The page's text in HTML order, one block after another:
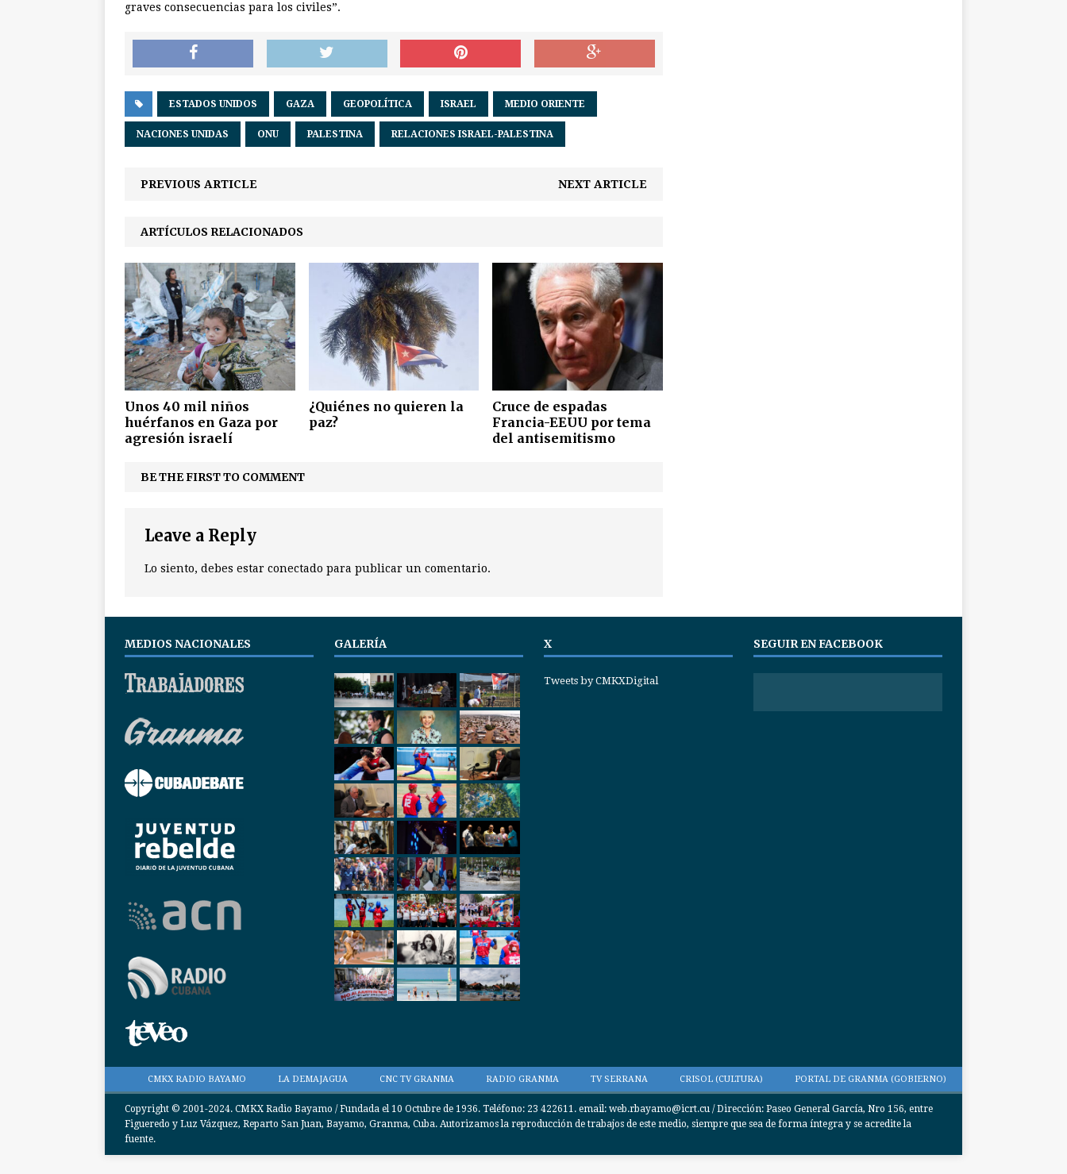
graves consecuencias para los civiles”.
ESTADOS UNIDOS GAZA GEOPOLÍTICA ISRAEL MEDIO ORIENTE
NACIONES UNIDAS ONU PALESTINA RELACIONES ISRAEL-PALESTINA
PREVIOUS ARTICLE NEXT ARTICLE
ARTÍCULOS RELACIONADOS
Unos 40 mil niños
huérfanos en Gaza por
agresión israelí
¿Quiénes no quieren la
paz?
Cruce de espadas
Francia-EEUU por tema
del antisemitismo
BE THE FIRST TO COMMENT
Leave a Reply
Lo siento, debes estar conectado para publicar un comentario.
MEDIOS NACIONALES GALERÍA X
Tweets by CMKXDigital
SEGUIR EN FACEBOOK
CMKX RADIO BAYAMO LA DEMAJAGUA CNC TV GRANMA RADIO GRANMA TV SERRANA CRISOL (CULTURA) PORTAL DE GRANMA (GOBIERNO)
Copyright © 2001-2024. CMKX Radio Bayamo / Fundada el 10 Octubre de 1936. Teléfono: 23 422611. email: web.rbayamo@icrt.cu / Dirección: Paseo General García, Nro 156, entre
Figueredo y Luz Vázquez, Reparto San Juan, Bayamo, Granma, Cuba. Autorizamos la reproducción de trabajos de este medio, siempre que sea de forma íntegra y se acredite la
fuente.